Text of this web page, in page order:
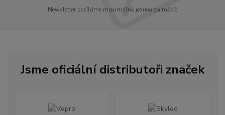
Newsletter posíláme maximálně jednou za měsíc
Jsme oficiální distributoři značek